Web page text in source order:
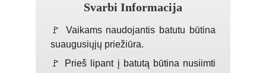
Svarbi Informacija
🚩 Vaikams naudojantis batutu būtina
suaugusiųjų priežiūra.
🚩 Prieš lipant į batutą būtina nusiimti